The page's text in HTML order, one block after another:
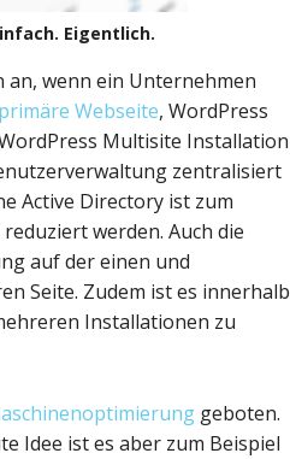
Eigentlich.
wenn ein Unternehmen
Webseite, WordPress
Multisite Installation
zentralisiert
Active Directory ist zum
werden. Auch die
auf der einen und
Seite. Zudem ist es innerhalb
Installationen zu
geboten.
Idee ist es aber zum Beispiel